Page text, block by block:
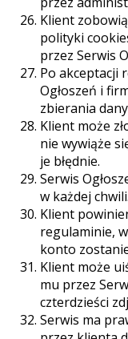
Klient
polityki
przez Serwis
Po akceptacji
Ogłoszeń i
zbierania
Klient może
nie wywiąże
je błędnie.
Serwis
w każdej chwili.
Klient
regulaminie,
konto
Klient może
mu przez
czterdzieści
Serwis ma